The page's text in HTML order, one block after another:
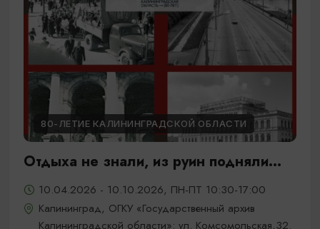
80-ЛЕТИЕ КАЛИНИНГРАДСКОЙ ОБЛАСТИ
Отдыха не знали, из руин подняли...
10.04.2026 - 10.10.2026, ПН-ПТ 10:30-17:00
Калининград, ОГКУ «Государственный архив
Калининградской области»: ул. Комсомольская,32.